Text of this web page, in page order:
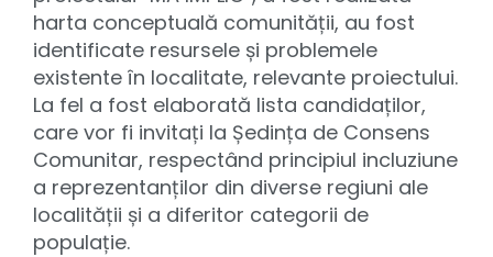
harta conceptuală comunității, au fost
identificate resursele și problemele
existente în localitate, relevante proiectului.
La fel a fost elaborată lista candidaților,
care vor fi invitați la Ședința de Consens
Comunitar, respectând principiul incluziune
a reprezentanților din diverse regiuni ale
localității și a diferitor categorii de
populație.